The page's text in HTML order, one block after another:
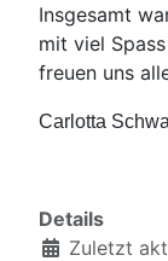
Insgesamt
mit viel
freuen uns
Carlotta
Details
Zuletzt